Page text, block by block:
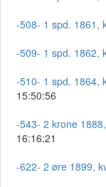
-508- 1 spd. 1861,
-509- 1 spd. 1862,
-510- 1 spd. 1864,
15:50:56
-543- 2 krone
16:16:21
-622- 2 øre 1899,